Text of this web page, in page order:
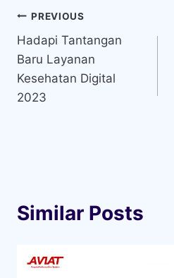
Navigasi
pos
PREVIOUS
Hadapi Tantangan
Baru Layanan
Kesehatan Digital
2023
Similar Posts